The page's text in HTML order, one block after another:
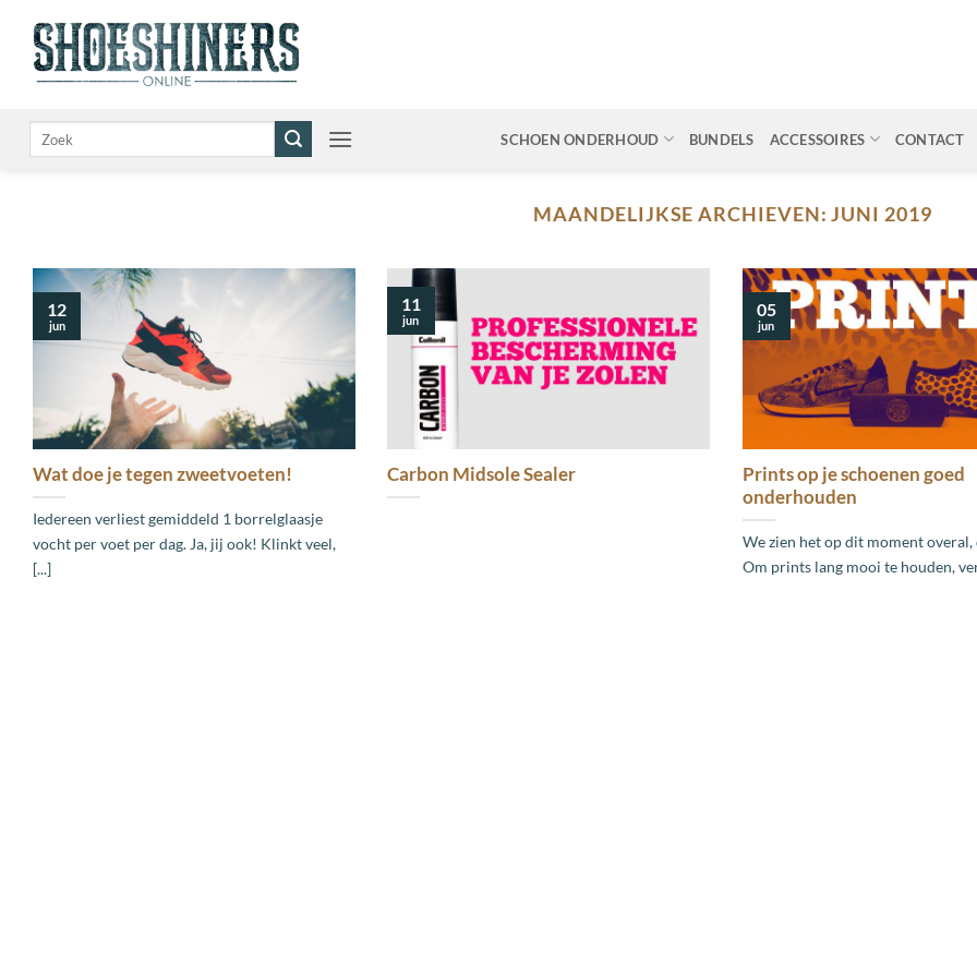
inhoud
SCHOEN ONDERHOUD BUNDELS ACCESSOIRES CONTACT
MAANDELIJKSE ARCHIEVEN:JUNI 2019
Wat doe je tegen zweetvoeten!
Iedereen verliest gemiddeld 1 borrelglaasje
vocht per voet per dag. Ja, jij ook! Klinkt veel,
[...]
12
jun
Carbon Midsole Sealer
11
jun
Prints op je schoenen goed
onderhouden
We zien het op dit moment
Om prints lang mooi te houden,
05
jun